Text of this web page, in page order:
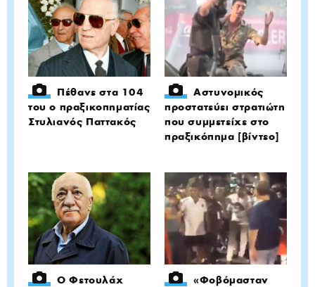
Πέθανε στα 104
του ο πραξικοπηματίας
Στυλιανός Παττακός
Αστυνομικός
προστατεύει στρατιώτη
που συμμετείχε στο
πραξικόπημα [βίντεο]
Ο Φετουλάχ
«Φοβόμασταν